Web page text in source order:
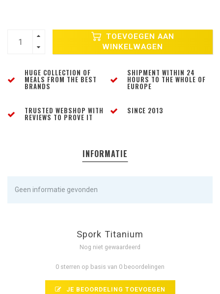
TOEVOEGEN AAN
WINKELWAGEN
HUGE COLLECTION OF
MEALS FROM THE BEST
BRANDS
SHIPMENT WITHIN 24
HOURS TO THE WHOLE OF
EUROPE
TRUSTED WEBSHOP WITH
REVIEWS TO PROVE IT
SINCE 2013
INFORMATIE
Geen informatie gevonden
Spork Titanium
Nog niet gewaardeerd
0 sterren op basis van 0 beoordelingen
JE BEOORDELING TOEVOEGEN